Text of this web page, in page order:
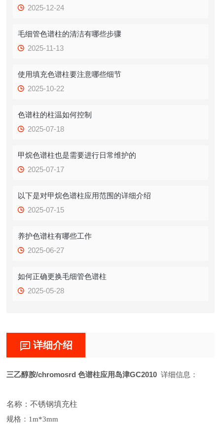
2025-12-24
毛细管色谱柱的清洁有哪些步骤
2025-11-13
使用填充色谱柱要注意哪些细节
2025-10-22
色谱柱的柱温如何控制
2025-07-18
甲烷色谱柱也是需要进行日常维护的
2025-07-17
以下是对甲烷色谱柱应用范围的详细介绍
2025-07-15
养护色谱柱有哪些工作
2025-06-27
如何正确更换毛细管色谱柱
2025-05-28
详细介绍
三乙醇胺/chromosrd 色谱柱应用岛津GC2010 详细信息：
名称：不锈钢填充柱
规格： 1m*3mm